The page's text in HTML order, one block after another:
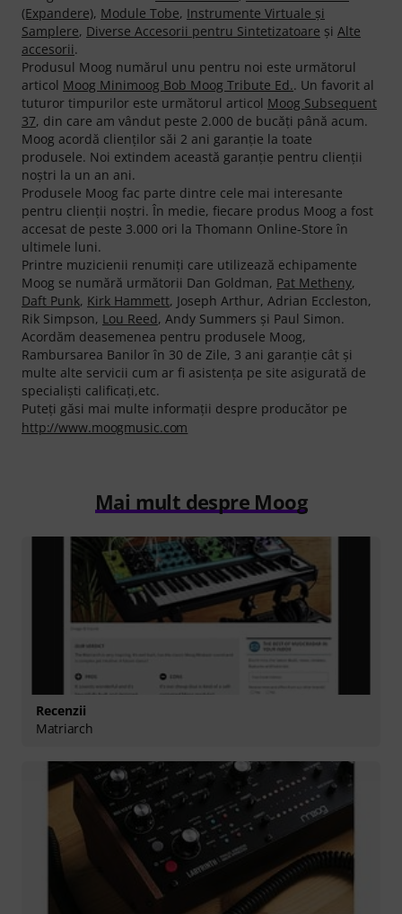
(Expandere), Module Tobe, Instrumente Virtuale şi
Samplere, Diverse Accesorii pentru Sintetizatoare şi Alte
accesorii.
Produsul Moog numărul unu pentru noi este următorul
articol Moog Minimoog Bob Moog Tribute Ed.. Un favorit al
tuturor timpurilor este următorul articol Moog Subsequent
37, din care am vândut peste 2.000 de bucăţi până acum.
Moog acordă clienţilor săi 2 ani garanţie la toate
produsele. Noi extindem această garanţie pentru clienţii
noştri la un an ani.
Produsele Moog fac parte dintre cele mai interesante
pentru clienţii noştri. În medie, fiecare produs Moog a fost
accesat de peste 3.000 ori la Thomann Online-Store în
ultimele luni.
Printre muzicienii renumiţi care utilizează echipamente
Moog se numără următorii Dan Goldman, Pat Metheny,
Daft Punk, Kirk Hammett, Joseph Arthur, Adrian Eccleston,
Rik Simpson, Lou Reed, Andy Summers şi Paul Simon.
Acordăm deasemenea pentru produsele Moog,
Rambursarea Banilor în 30 de Zile, 3 ani garanţie cât şi
multe alte servicii cum ar fi asistenţa pe site asigurată de
specialişti calificaţi,etc.
Puteți găsi mai multe informații despre producător pe
http://www.moogmusic.com
Mai mult despre Moog
Recenzii
Matriarch